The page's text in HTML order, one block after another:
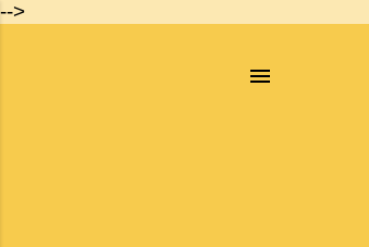
-->